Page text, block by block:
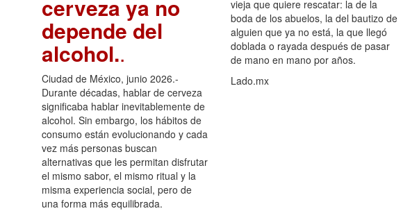
cerveza ya no
depende del
alcohol..
Ciudad de México, junio 2026.-
Durante décadas, hablar de cerveza
significaba hablar inevitablemente de
alcohol. Sin embargo, los hábitos de
consumo están evolucionando y cada
vez más personas buscan
alternativas que les permitan disfrutar
el mismo sabor, el mismo ritual y la
misma experiencia social, pero de
una forma más equilibrada.
vieja que quiere rescatar: la de la
boda de los abuelos, la del bautizo de
alguien que ya no está, la que llegó
doblada o rayada después de pasar
de mano en mano por años.
Lado.mx